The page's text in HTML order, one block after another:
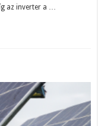
az inverter a …